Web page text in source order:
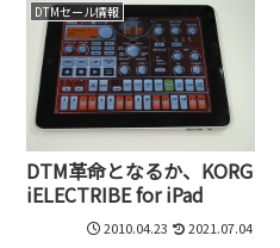
DTMセール情報
DTM革命となるか、KORG
iELECTRIBE for iPad
2010.04.23 2021.07.04